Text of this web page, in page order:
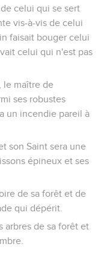
celui qui se sert
vis-à-vis de celui
faisait bouger celui
celui qui n'est pas
le maître de
ses robustes
un incendie pareil à
son Saint sera une
épineux et ses
de sa forêt et de
qui dépérit.
arbres de sa forêt et